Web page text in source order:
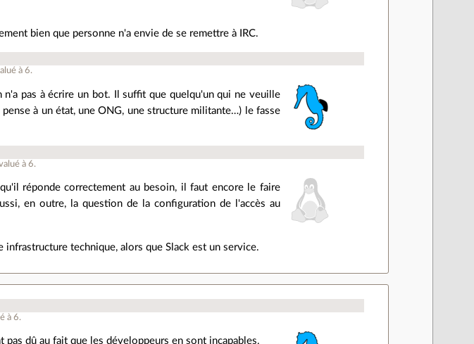
bien que personne n'a envie de se remettre à IRC.
à6.
n'a pas à écrire un bot. Il suffit que quelqu'un qui ne veuille
à un état, une ONG, une structure militante…) le fasse
à6.
réponde correctement au besoin, il faut encore le faire
en outre, la question de la configuration de l'accès au
technique, alors que Slack est un service.
à6.
dû au fait que les développeurs en sont incapables.